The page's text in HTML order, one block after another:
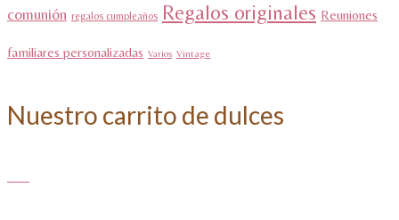
comunión regalos cumpleaños Regalos originales Reuniones
familiares personalizadas Varios Vintage
Nuestro carrito de dulces